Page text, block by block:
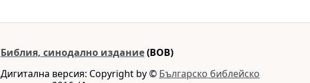
Библия, синодално издание(BOB)
Дигитална версия: Copyright by © Българско библейско